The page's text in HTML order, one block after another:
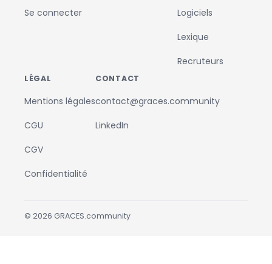
Se connecter
Logiciels
Lexique
Recruteurs
LÉGAL
Mentions légales
CGU
CGV
Confidentialité
CONTACT
contact@graces.community
LinkedIn
© 2026 GRACES.community